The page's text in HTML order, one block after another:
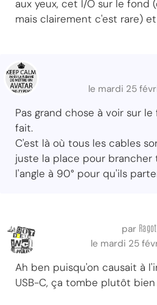
aux yeux, cet I/O sur le fond
mais clairement c'est rare)
le mardi 25
Pas grand chose à voir sur
fait.
C'est là où tous les cables
juste la place pour brancher
l'angle à 90° pour qu'ils
par
le mardi 25
Ah ben puisqu'on causait à
USB-C, ça tombe plutôt bien